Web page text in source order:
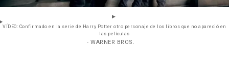
VÍDEO: Confirmado en la serie de Harry Potter otro personaje de los libros que no apareció en
las películas
- WARNER BROS.